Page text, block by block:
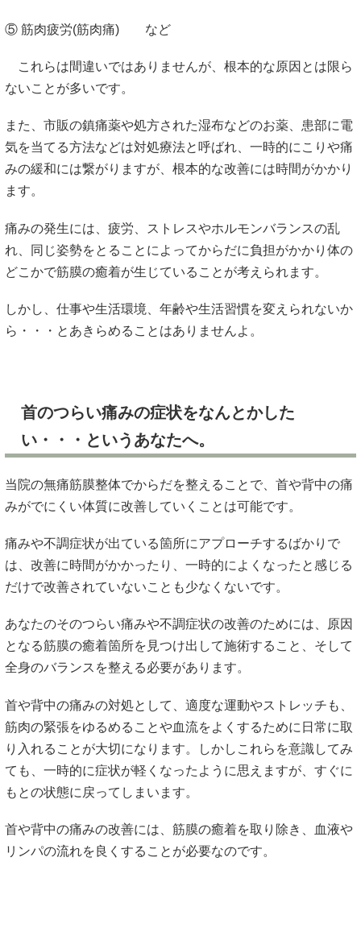
⑤ 筋肉疲労(筋肉痛) など
これらは間違いではありませんが、根本的な原因とは限ら
ないことが多いです。
また、市販の鎮痛薬や処方された湿布などのお薬、患部に電
気を当てる方法などは対処療法と呼ばれ、一時的にこりや痛
みの緩和には繋がりますが、根本的な改善には時間がかかり
ます。
痛みの発生には、疲労、ストレスやホルモンバランスの乱
れ、同じ姿勢をとることによってからだに負担がかかり体の
どこかで筋膜の癒着が生じていることが考えられます。
しかし、仕事や生活環境、年齢や生活習慣を変えられないか
ら・・・とあきらめることはありませんよ。
首のつらい痛みの症状をなんとかした
い・・・というあなたへ。
当院の無痛筋膜整体でからだを整えることで、首や背中の痛
みがでにくい体質に改善していくことは可能です。
痛みや不調症状が出ている箇所にアプローチするばかりで
は、改善に時間がかかったり、一時的によくなったと感じる
だけで改善されていないことも少なくないです。
あなたのそのつらい痛みや不調症状の改善のためには、原因
となる筋膜の癒着箇所を見つけ出して施術すること、そして
全身のバランスを整える必要があります。
首や背中の痛みの対処として、適度な運動やストレッチも、
筋肉の緊張をゆるめることや血流をよくするために日常に取
り入れることが大切になります。しかしこれらを意識してみ
ても、一時的に症状が軽くなったように思えますが、すぐに
もとの状態に戻ってしまいます。
首や背中の痛みの改善には、筋膜の癒着を取り除き、血液や
リンパの流れを良くすることが必要なのです。